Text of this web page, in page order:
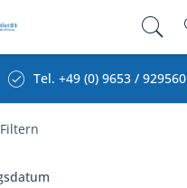
Tel. +49 (0) 9653 / 929560
Filtern